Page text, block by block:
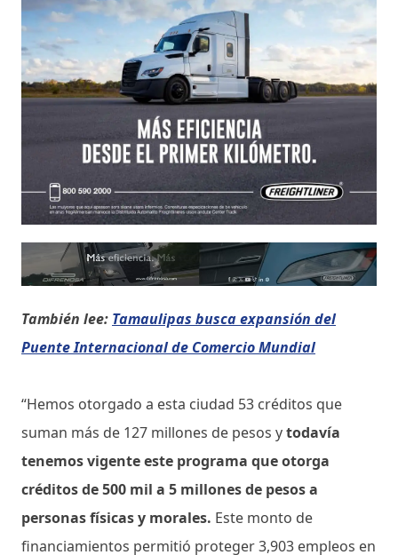
También lee: Tamaulipas busca expansión del
Puente Internacional de Comercio Mundial
“Hemos otorgado a esta ciudad 53 créditos que
suman más de 127 millones de pesos ytodavía
tenemos vigente este programa que otorga
créditos de 500 mil a 5 millones de pesos a
personas físicas y morales. Este monto de
financiamientos permitió proteger 3,903 empleos en